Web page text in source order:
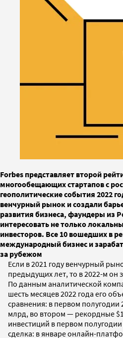
Forbes представляет второй
многообещающих стартапов с
геополитические события 2022
венчурный рынок и создали
развития бизнеса, фаундеры из
интересовать не только
инвесторов. Все 10 вошедших в
международный бизнес и
за рубежом
Если в 2021 году венчурный
предыдущих лет, то в 2022-м он
По данным аналитической
шесть месяцев 2022 года его
сравнения: в первом полугодии
млрд, во втором — рекордные
инвестиций в первом
сделка: в январе онлайн-